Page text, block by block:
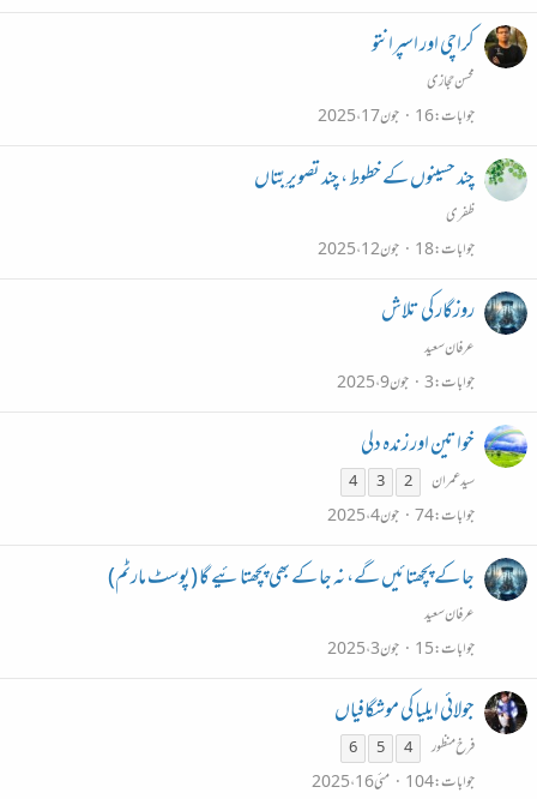
کراچی اور اسپرانتو
محسن حجازی
جوابات 16 جون 17، 2025
چند حسینوں کے خطوط ، چند تصویرِ بُتاں
ظفری
جوابات 18 جون 12، 2025
روزگار کی تلاش
عرفان سعید
جوابات 3 جون 9، 2025
خواتین اور زندہ دلی
سید عمران 2
3
4
جوابات 74 جون 4، 2025
جا کے پچھتائیں گے، نہ جا کے بھی پچھتائیے گا (پوسٹ مارٹم)
عرفان سعید
جوابات 15 جون 3، 2025
جولائی ایلیا کی موشگافیاں
فرخ منظور 4
5
6
جوابات 104 مئی 16، 2025